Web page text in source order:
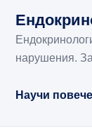
нарушения.
Научи повече